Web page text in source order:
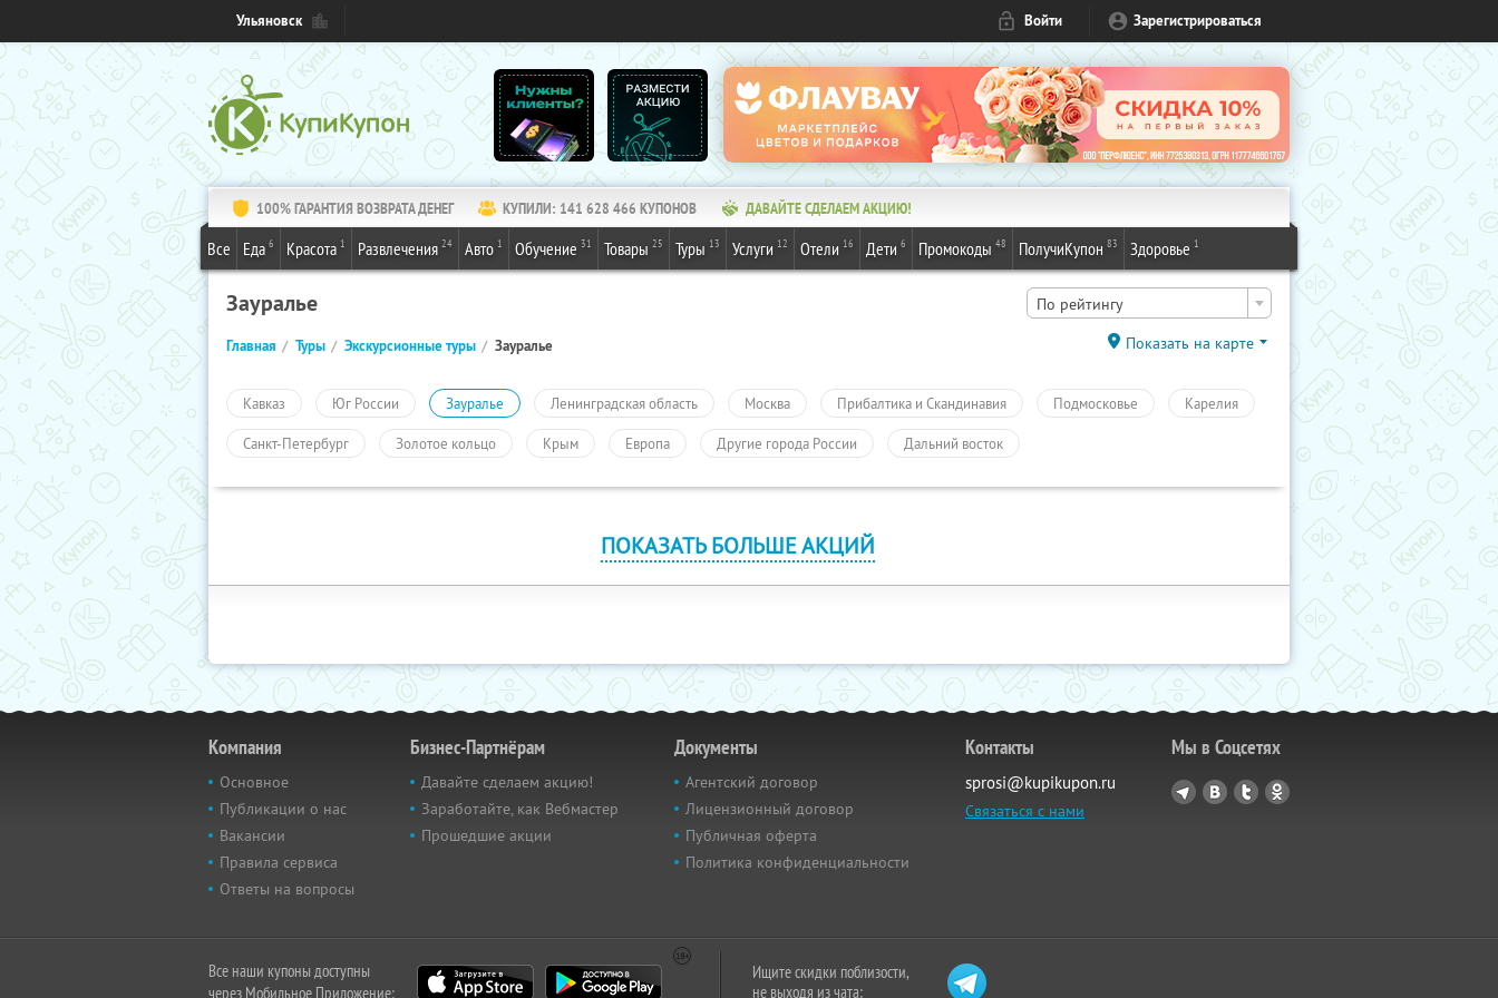
Ульяновск Войти Зарегистрироваться
100% ГАРАНТИЯ ВОЗВРАТА ДЕНЕГ КУПИЛИ: 141 628 466 КУПОНОВ ДАВАЙТЕ СДЕЛАЕМ АКЦИЮ!
Все Еда 6 Красота 1 Развлечения 24 Авто 1 Обучение 31 Товары 25 Туры 13 Услуги 12 Отели 16 Дети 6 Промокоды 48 ПолучиКупон 83 Здоровье 1
Зауралье По рейтингу
Главная Туры Экскурсионные туры Зауралье Показать на карте
Кавказ Юг России Зауралье Ленинградская область Москва Прибалтика и Скандинавия Подмосковье Карелия
Санкт-Петербург Золотое кольцо Крым Европа Другие города России Дальний восток
ПОКАЗАТЬ БОЛЬШЕ АКЦИЙ
Компания
Основное
Публикации о нас
Вакансии
Правила сервиса
Ответы на вопросы
Бизнес-Партнёрам
Давайте сделаем акцию!
Заработайте, как Вебмастер
Прошедшие акции
Документы
Агентский договор
Лицензионный договор
Публичная оферта
Политика конфиденциальности
Контакты
sprosi@kupikupon.ru
Связаться с нами
Мы в Соцсетях
Все наши купоны доступны
через Мобильное Приложение:
Ищите скидки поблизости,
не выходя из чата: